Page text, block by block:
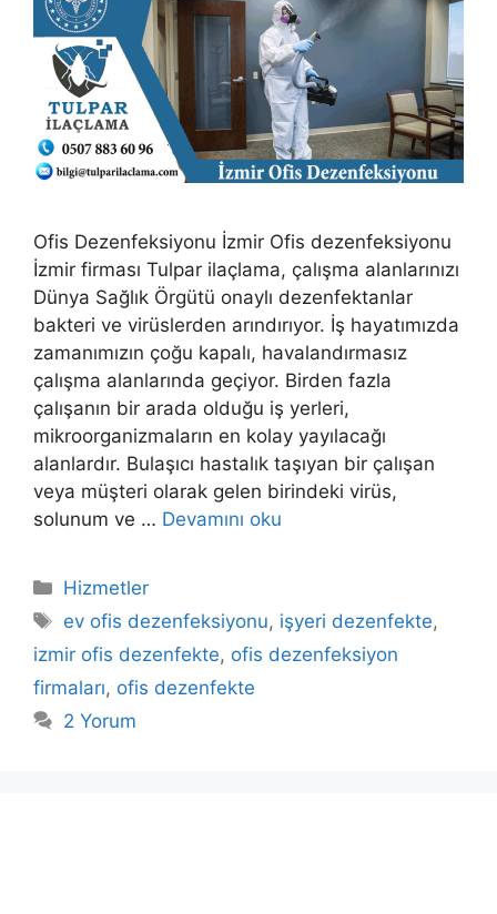
Ofis Dezenfeksiyonu İzmir Ofis dezenfeksiyonu
İzmir firması Tulpar ilaçlama, çalışma alanlarınızı
Dünya Sağlık Örgütü onaylı dezenfektanlar
bakteri ve virüslerden arındırıyor. İş hayatımızda
zamanımızın çoğu kapalı, havalandırmasız
çalışma alanlarında geçiyor. Birden fazla
çalışanın bir arada olduğu iş yerleri,
mikroorganizmaların en kolay yayılacağı
alanlardır. Bulaşıcı hastalık taşıyan bir çalışan
veya müşteri olarak gelen birindeki virüs,
solunum ve … Devamını oku
Kategoriler
Hizmetler
Etiketler
ev ofis dezenfeksiyonu, işyeri dezenfekte,
izmir ofis dezenfekte, ofis dezenfeksiyon
firmaları, ofis dezenfekte
2 Yorum